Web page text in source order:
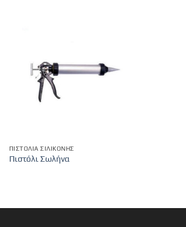
ΠΙΣΤΌΛΙΑ ΣΙΛΙΚΌΝΗΣ
Πιστόλι Σωλήνα